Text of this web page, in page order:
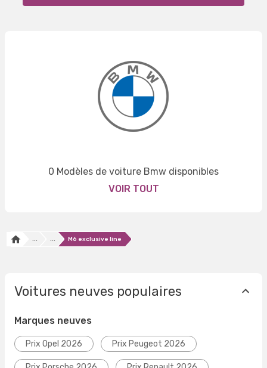
0 Modèles de voiture Bmw disponibles
VOIR TOUT
... ... M6 exclusive line
Voitures neuves populaires
Marques neuves
Prix Opel 2026 Prix Peugeot 2026